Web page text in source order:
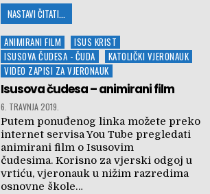
NASTAVI ČITATI...
Posted
in
ANIMIRANI FILM
ISUS KRIST
ISUSOVA ČUDESA - ČUDA
KATOLIČKI VJERONAUK
VIDEO ZAPISI ZA VJERONAUK
Isusova čudesa – animirani film
6. TRAVNJA 2019.
Putem ponuđenog linka možete preko
internet servisa You Tube pregledati
animirani film o Isusovim
čudesima. Korisno za vjerski odgoj u
vrtiću, vjeronauk u nižim razredima
osnovne škole…